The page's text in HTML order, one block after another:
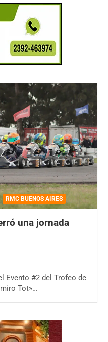
RMC BUENOS AIRES
una jornada
Evento #2 del Trofeo de
Tot»…